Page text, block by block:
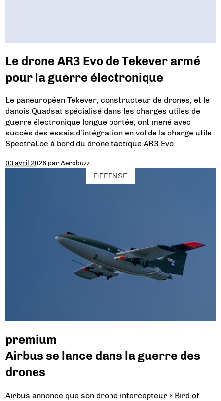
Le drone AR3 Evo de Tekever armé
pour la guerre électronique
Le paneuropéen Tekever, constructeur de drones, et le
danois Quadsat spécialisé dans les charges utiles de
guerre électronique longue portée, ont mené avec
succès des essais d’intégration en vol de la charge utile
SpectraLoc à bord du drone tactique AR3 Evo.
03 avril 2026 parAerobuzz
DÉFENSE
premium
Airbus se lance dans la guerre des
drones
Airbus annonce que son drone intercepteur « Bird of